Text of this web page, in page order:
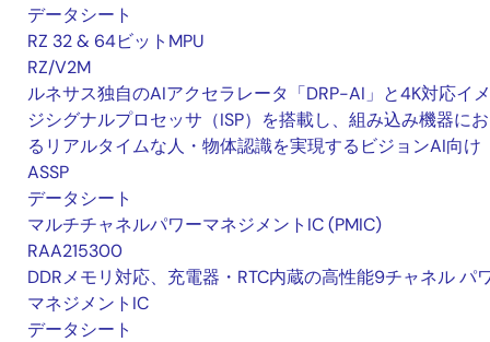
データシート
RZ 32 & 64ビットMPU
RZ/V2M
ルネサス独自のAIアクセラレータ「DRP-AI」と4K対応イ
ジシグナルプロセッサ（ISP）を搭載し、組み込み機器に
るリアルタイムな人・物体認識を実現するビジョンAI向け
ASSP
データシート
マルチチャネルパワーマネジメントIC (PMIC)
RAA215300
DDRメモリ対応、充電器・RTC内蔵の高性能9チャネル パ
マネジメントIC
データシート